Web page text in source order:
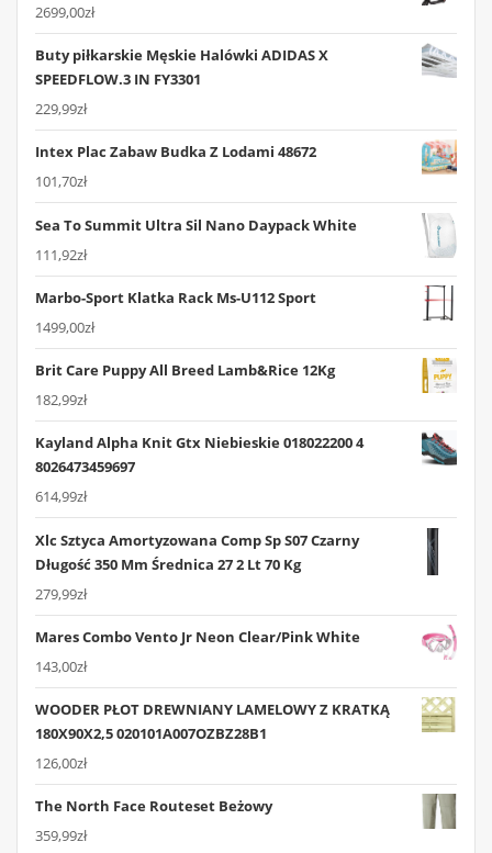
2699,00zł
Buty piłkarskie Męskie Halówki ADIDAS X
SPEEDFLOW.3 IN FY3301
229,99zł
Intex Plac Zabaw Budka Z Lodami 48672
101,70zł
Sea To Summit Ultra Sil Nano Daypack White
111,92zł
Marbo-Sport Klatka Rack Ms-U112 Sport
1499,00zł
Brit Care Puppy All Breed Lamb&Rice 12Kg
182,99zł
Kayland Alpha Knit Gtx Niebieskie 018022200 4
8026473459697
614,99zł
Xlc Sztyca Amortyzowana Comp Sp S07 Czarny
Długość 350 Mm Średnica 27 2 Lt 70 Kg
279,99zł
Mares Combo Vento Jr Neon Clear/Pink White
143,00zł
WOODER PŁOT DREWNIANY LAMELOWY Z KRATKĄ
180X90X2,5 020101A007OZBZ28B1
126,00zł
The North Face Routeset Beżowy
359,99zł